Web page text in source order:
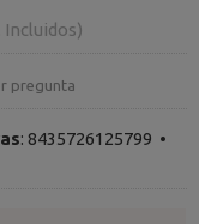
Incluidos)
pregunta
: 8435726125799 •